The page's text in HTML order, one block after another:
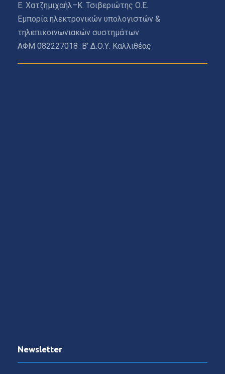
Ε. Χατζημιχαήλ–Κ. Τσιβεριώτης Ο.Ε.
Εμπορία ηλεκτρονικών υπολογιστών &
τηλεπικοινωνιακών συστημάτων
ΑΦΜ 082227018 Β’ Δ.Ο.Υ. Καλλιθέας
Newsletter